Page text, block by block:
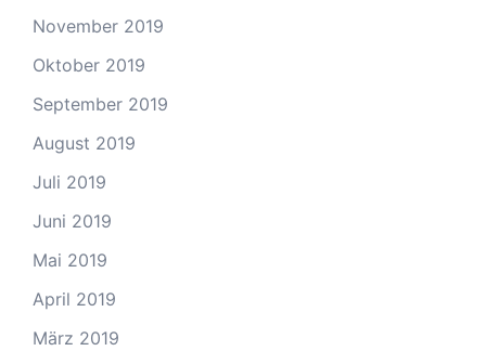
November 2019
Oktober 2019
September 2019
August 2019
Juli 2019
Juni 2019
Mai 2019
April 2019
März 2019